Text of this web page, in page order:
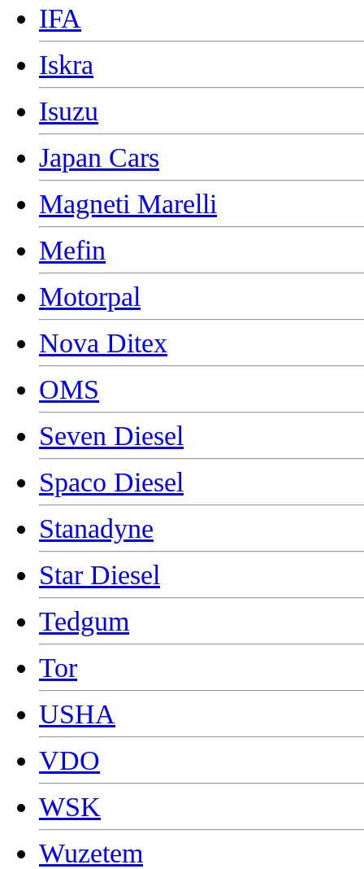
IFA
Iskra
Isuzu
Japan Cars
Magneti Marelli
Mefin
Motorpal
Nova Ditex
OMS
Seven Diesel
Spaco Diesel
Stanadyne
Star Diesel
Tedgum
Tor
USHA
VDO
WSK
Wuzetem